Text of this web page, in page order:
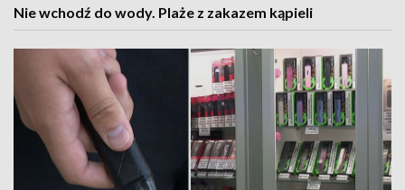
Nie wchodź do wody. Plaże z zakazem kąpieli